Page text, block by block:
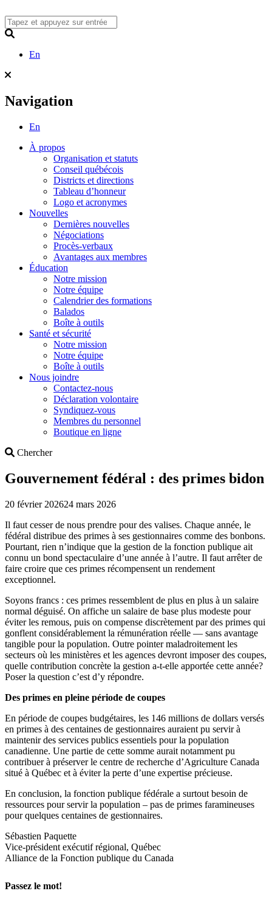
to
content
En
Navigation
En
À propos
Organisation et statuts
Conseil québécois
Districts et directions
Tableau d’honneur
Logo et acronymes
Nouvelles
Dernières nouvelles
Négociations
Procès-verbaux
Avantages aux membres
Éducation
Notre mission
Notre équipe
Calendrier des formations
Balados
Boîte à outils
Santé et sécurité
Notre mission
Notre équipe
Boîte à outils
Nous joindre
Contactez-nous
Déclaration volontaire
Syndiquez-vous
Membres du personnel
Boutique en ligne
ChercherSearch
Gouvernement fédéral : des primes bidon
20 février 202624 mars 2026
Il faut cesser de nous prendre pour des valises. Chaque année, le
fédéral distribue des primes à ses gestionnaires comme des bonbons.
Pourtant, rien n’indique que la gestion de la fonction publique ait
connu un bond spectaculaire d’une année à l’autre. Il faut arrêter de
faire croire que ces primes récompensent un rendement
exceptionnel.
Soyons francs : ces primes ressemblent de plus en plus à un salaire
normal déguisé. On affiche un salaire de base plus modeste pour
éviter les remous, puis on compense discrètement par des primes qui
gonflent considérablement la rémunération réelle — sans avantage
tangible pour la population. Outre pointer maladroitement les
secteurs où les ministères et les agences devront imposer des coupes,
quelle contribution concrète la gestion a-t-elle apportée cette année?
Poser la question c’est d’y répondre.
Des primes en pleine période de coupes
En période de coupes budgétaires, les 146 millions de dollars versés
en primes à des centaines de gestionnaires auraient pu servir à
maintenir des services publics essentiels pour la population
canadienne. Une partie de cette somme aurait notamment pu
contribuer à préserver le centre de recherche d’Agriculture Canada
situé à Québec et à éviter la perte d’une expertise précieuse.
En conclusion, la fonction publique fédérale a surtout besoin de
ressources pour servir la population – pas de primes faramineuses
pour quelques centaines de gestionnaires.
Sébastien Paquette
Vice-président exécutif régional, Québec
Alliance de la Fonction publique du Canada
Passez le mot!